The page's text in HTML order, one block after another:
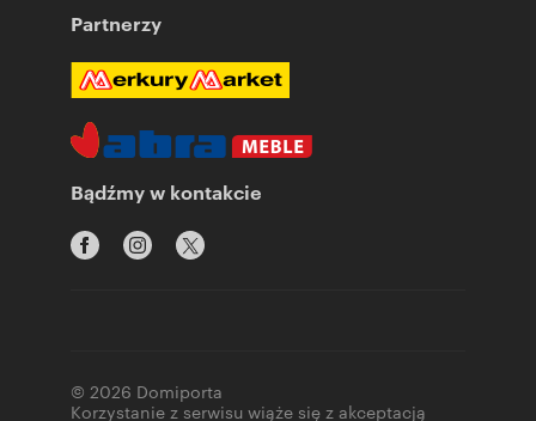
Partnerzy
Bądźmy w kontakcie
© 2026 Domiporta
Korzystanie z serwisu wiąże się z akceptacją